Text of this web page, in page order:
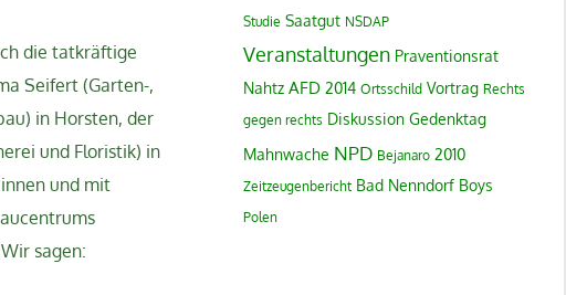
die tatkräftige
Seifert (Garten-,
in Horsten, der
und Floristik) in
und mit
sagen:
Studie Saatgut NSDAP
Veranstaltungen Praventionsrat
Nahtz AFD 2014 Ortsschild Vortrag Rechts
gegen rechts Diskussion Gedenktag
Mahnwache NPD Bejanaro 2010
Zeitzeugenbericht Bad Nenndorf Boys
Polen